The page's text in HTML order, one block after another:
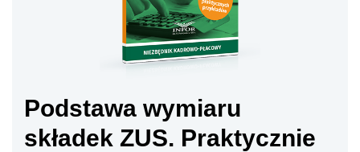
Podstawa wymiaru
składek ZUS. Praktycznie